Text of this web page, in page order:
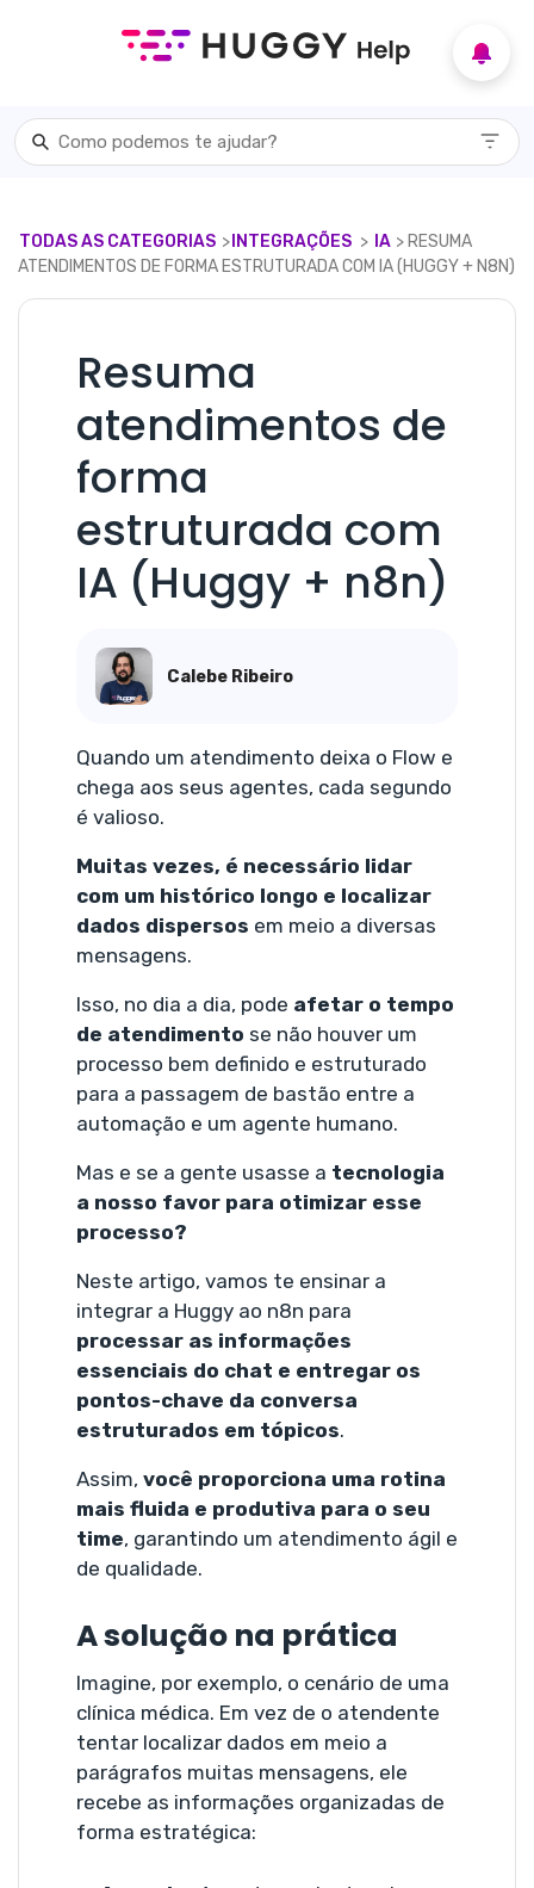
TODAS AS CATEGORIAS ​>​ ​INTEGRAÇÕES ​ > ​ ​IA ​> ​ RESUMA
ATENDIMENTOS DE FORMA ESTRUTURADA COM IA (HUGGY + N8N)
Resuma
atendimentos de
forma
estruturada com
IA (Huggy + n8n)
Calebe Ribeiro
Quando um atendimento deixa o Flow e
chega aos seus agentes, cada segundo
é valioso.
Muitas vezes, é necessário lidar
com um histórico longo e localizar
dados dispersos em meio a diversas
mensagens.
Isso, no dia a dia, pode afetar o tempo
de atendimento se não houver um
processo bem definido e estruturado
para a passagem de bastão entre a
automação e um agente humano.
Mas e se a gente usasse a tecnologia
a nosso favor para otimizar esse
processo?
Neste artigo, vamos te ensinar a
integrar a Huggy ao n8n para
processar as informações
essenciais do chat e entregar os
pontos-chave da conversa
estruturados em tópicos.
Assim, você proporciona uma rotina
mais fluida e produtiva para o seu
time, garantindo um atendimento ágil e
de qualidade.
A solução na prática
Imagine, por exemplo, o cenário de uma
clínica médica. Em vez de o atendente
tentar localizar dados em meio a
parágrafos muitas mensagens, ele
recebe as informações organizadas de
forma estratégica: